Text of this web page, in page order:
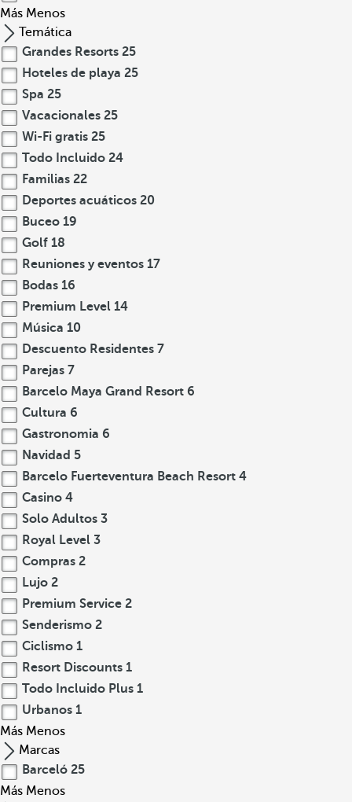
Más Menos
Temática
Grandes Resorts 25
Hoteles de playa 25
Spa 25
Vacacionales 25
Wi-Fi gratis 25
Todo Incluido 24
Familias 22
Deportes acuáticos 20
Buceo 19
Golf 18
Reuniones y eventos 17
Bodas 16
Premium Level 14
Música 10
Descuento Residentes 7
Parejas 7
Barcelo Maya Grand Resort 6
Cultura 6
Gastronomia 6
Navidad 5
Barcelo Fuerteventura Beach Resort 4
Casino 4
Solo Adultos 3
Royal Level 3
Compras 2
Lujo 2
Premium Service 2
Senderismo 2
Ciclismo 1
Resort Discounts 1
Todo Incluido Plus 1
Urbanos 1
Más Menos
Marcas
Barceló 25
Más Menos